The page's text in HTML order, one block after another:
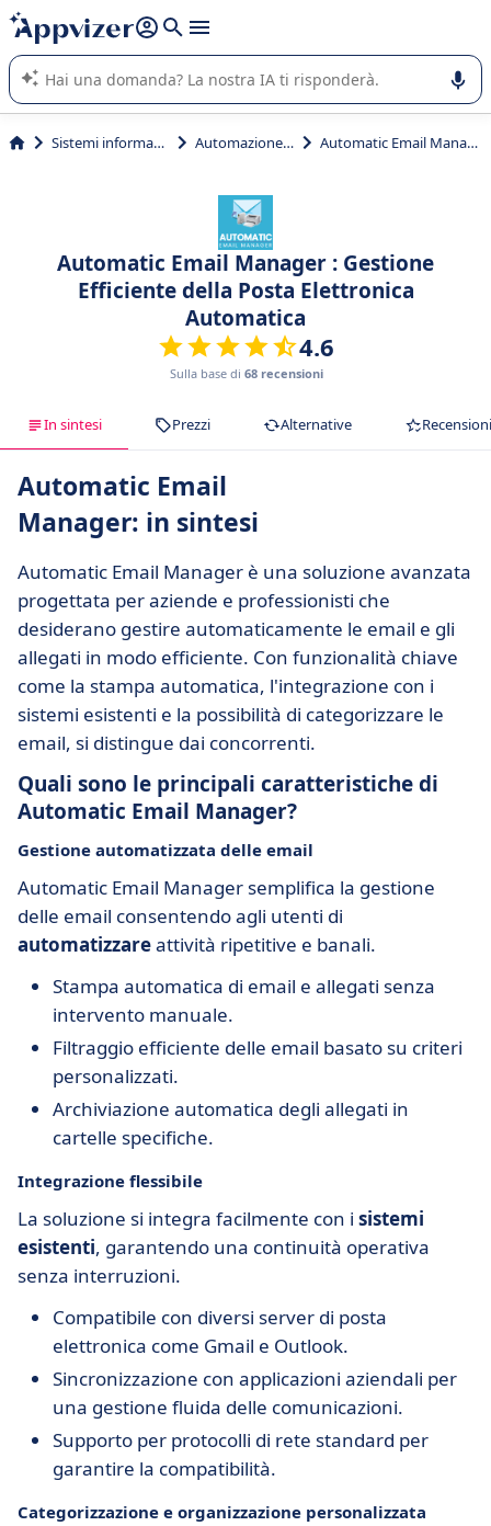
righe con
shift + enter
L'IA di Appvizer vi guida nell'utilizzo o nella scelta di un
software SaaS per la vostra azienda.
Sistemi informativi Automazione IT Automatic Email Manager
Automatic Email Manager : Gestione
Efficiente della Posta Elettronica
Automatica
4.6
Sulla base di 68 recensioni
In sintesi Prezzi Alternative Recensioni
Automatic Email
Manager: in sintesi
Automatic Email Manager è una soluzione avanzata
progettata per aziende e professionisti che
desiderano gestire automaticamente le email e gli
allegati in modo efficiente. Con funzionalità chiave
come la stampa automatica, l'integrazione con i
sistemi esistenti e la possibilità di categorizzare le
email, si distingue dai concorrenti.
Quali sono le principali caratteristiche di
Automatic Email Manager?
Gestione automatizzata delle email
Automatic Email Manager semplifica la gestione
delle email consentendo agli utenti di
automatizzareattività ripetitive e banali.
Stampa automatica di email e allegati senza
intervento manuale.
Filtraggio efficiente delle email basato su criteri
personalizzati.
Archiviazione automatica degli allegati in
cartelle specifiche.
Integrazione flessibile
La soluzione si integra facilmente con i sistemi
esistenti, garantendo una continuità operativa
senza interruzioni.
Compatibile con diversi server di posta
elettronica come Gmail e Outlook.
Sincronizzazione con applicazioni aziendali per
una gestione fluida delle comunicazioni.
Supporto per protocolli di rete standard per
garantire la compatibilità.
Categorizzazione e organizzazione personalizzata